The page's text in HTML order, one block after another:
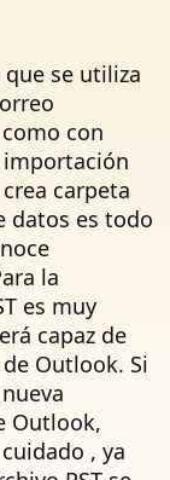
se utiliza
con
importación
carpeta
datos es todo
la
es muy
capaz de
Outlook. Si
Outlook,
, ya